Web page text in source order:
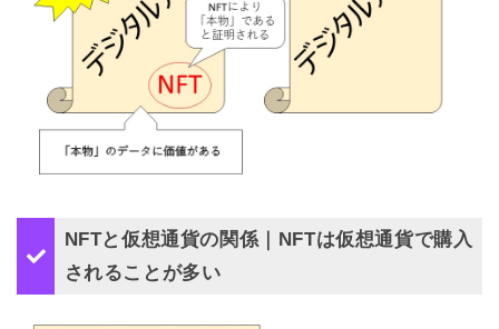
NFTと仮想通貨の関係｜NFTは仮想通貨で購入
されることが多い